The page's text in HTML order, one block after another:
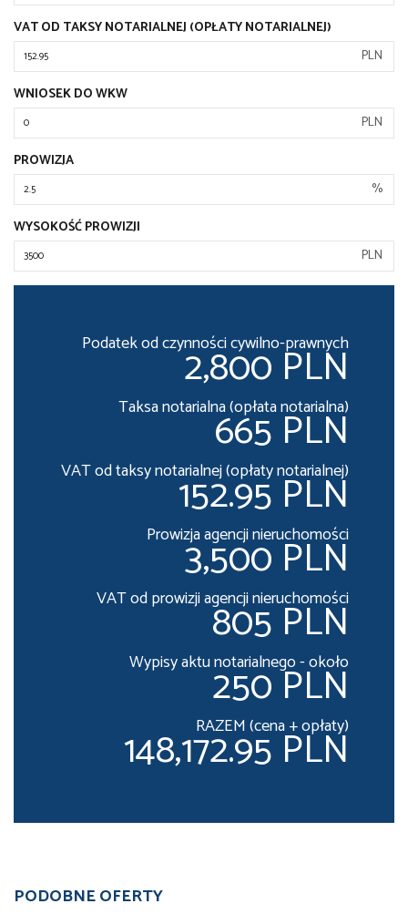
VAT OD TAKSY NOTARIALNEJ (OPŁATY NOTARIALNEJ)
PLN
WNIOSEK DO WKW
PLN
PROWIZJA
%
WYSOKOŚĆ PROWIZJI
PLN
Podatek od czynności cywilno-prawnych
2,800 PLN
Taksa notarialna (opłata notarialna)
665 PLN
VAT od taksy notarialnej (opłaty notarialnej)
152.95 PLN
Prowizja agencji nieruchomości
3,500 PLN
VAT od prowizji agencji nieruchomości
805 PLN
Wypisy aktu notarialnego - około
250 PLN
RAZEM (cena + opłaty)
148,172.95 PLN
PODOBNE OFERTY